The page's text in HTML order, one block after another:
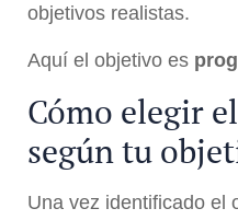
objetivos realistas.
Aquí el objetivo es
Cómo elegir
según tu
Una vez identificado el